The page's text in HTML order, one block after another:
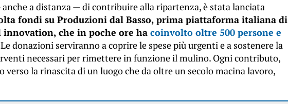
a distanza — di contribuire alla ripartenza, è stata lanciata
fondi su Produzioni dal Basso, prima piattaforma italiana di
che in poche ore ha coinvolto oltre 500 persone e
Le donazioni serviranno a coprire le spese più urgenti e a sostenere la
necessari per rimettere in funzione il mulino. Ogni contributo,
verso la rinascita di un luogo che da oltre un secolo macina lavoro,